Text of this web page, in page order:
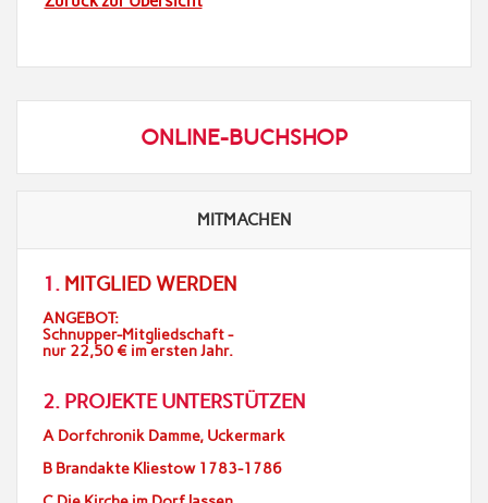
ONLINE-BUCHSHOP
MITMACHEN
1. MITGLIED WERDEN
ANGEBOT:
Schnupper-Mitgliedschaft -
nur 22,50 € im ersten Jahr.
2. PROJEKTE UNTERSTÜTZEN
A Dorfchronik Damme, Uckermark
B Brandakte Kliestow 1783-1786